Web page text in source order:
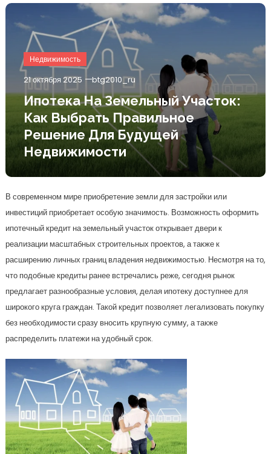
Недвижимость
21 октября 2025 btg2010_ru
Ипотека На Земельный Участок:
Как Выбрать Правильное
Решение Для Будущей
Недвижимости
В современном мире приобретение земли для застройки или
инвестиций приобретает особую значимость. Возможность оформить
ипотечный кредит на земельный участок открывает двери к
реализации масштабных строительных проектов, а также к
расширению личных границ владения недвижимостью. Несмотря на то,
что подобные кредиты ранее встречались реже, сегодня рынок
предлагает разнообразные условия, делая ипотеку доступнее для
широкого круга граждан. Такой кредит позволяет легализовать покупку
без необходимости сразу вносить крупную сумму, а также
распределить платежи на удобный срок.